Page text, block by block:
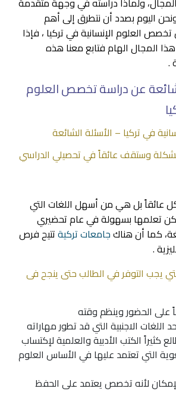
اليوم بصدد أن نتطرق إلى أهم
العلوم الإنسانية في تركيا ، فإذا
المجال الهام فتابع معنا هذه
.
عن دراسة تخصص العلوم
في تركيا – الأسئلة الشائعة
وستقف عائقاً في تحصيلي الدراسي
عائقاً بل هي من أسهل اللغات التي
تعلمها بسهولة في عام تحضيري
كما أن هناكجامعات تركيةتتيح فرص
.
يجب التوفر في الطالب حتى ينجح فى
على الحضور وينظم وقته
اللغات الاجنبية التي قد تطور مهاراته
كثيراً الكتب الأدبية والعلمية لإكتساب
التي تعتمد عليها في الأساس العلوم
لأنه تخصص يعتمد على الحفظ